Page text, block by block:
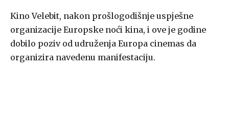
Kino Velebit, nakon prošlogodišnje uspješne
organizacije Europske noći kina, i ove je godine
dobilo poziv od udruženja Europa cinemas da
organizira navedenu manifestaciju.